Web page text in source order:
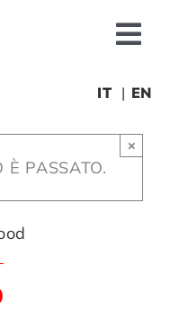
IT EN
È PASSATO.
×